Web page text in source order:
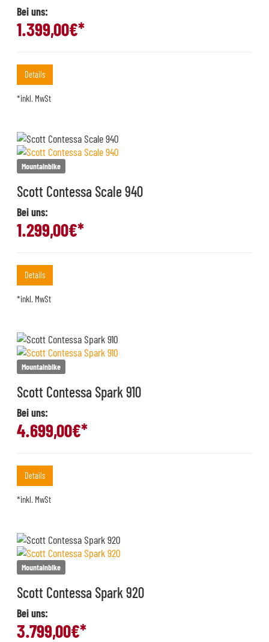
Bei uns:
1.399,00€*
Details
*inkl. MwSt
Mountainbike
Scott Contessa Scale 940
Bei uns:
1.299,00€*
Details
*inkl. MwSt
Mountainbike
Scott Contessa Spark 910
Bei uns:
4.699,00€*
Details
*inkl. MwSt
Mountainbike
Scott Contessa Spark 920
Bei uns:
3.799,00€*